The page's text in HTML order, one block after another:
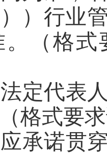
）行业
（格
定代表
格式要
承诺贯